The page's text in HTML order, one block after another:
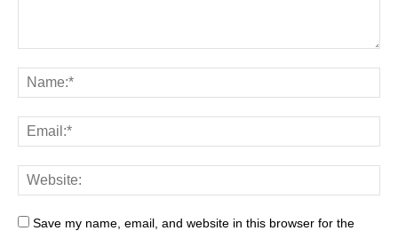
Save my name, email, and website in this browser for the